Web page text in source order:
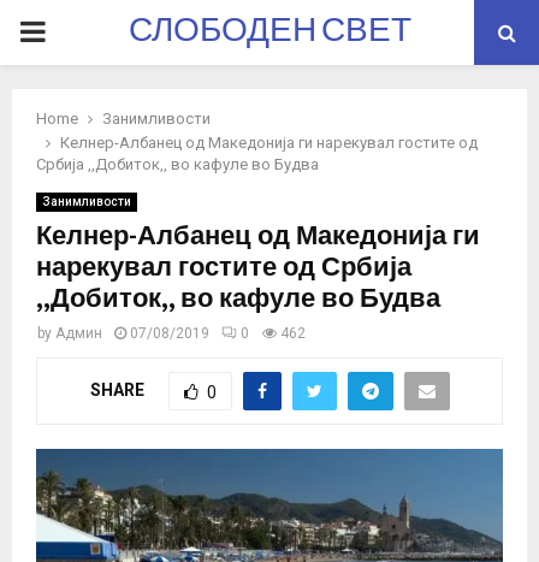
PRIMARYСЛОБОДЕН СВЕТ
Home
Занимливости
Келнер-Албанец од Македонија ги нарекувал гостите од
Србија ,,Добиток,, во кафуле во Будва
Занимливости
Келнер-Албанец од Македонија ги
нарекувал гостите од Србија
,,Добиток,, во кафуле во Будва
by Админ 07/08/2019 0 462
SHARE 0